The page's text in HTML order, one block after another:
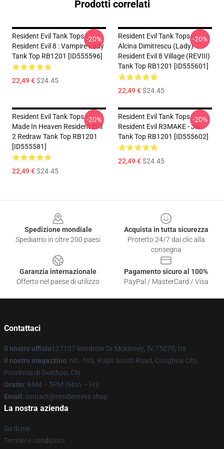
Prodotti correlati
Resident Evil Tank Tops -
Resident Evil 8 : Vampire Lady
Tank Top RB1201 [ID555596]
22,49 €$24.45
-20%
Resident Evil Tank Tops -
Alcina Dimitrescu (Lady)
Resident Evil 8 Village (REVIII)
Tank Top RB1201 [ID555601]
22,49 €$24.45
-20%
Resident Evil Tank Tops -
Made In Heaven Resident Evil
2 Redraw Tank Top RB1201
[ID555581]
22,49 €$24.45
-20%
Resident Evil Tank Tops -
Resident Evil R3MAKE - Jill
Tank Top RB1201 [ID555602]
22,49 €$24.45
-20%
Spedizione mondiale
Spediamo in oltre 200 paesi
Acquista in tutta sicurezza
Protetto 24/7 dai clic alla
consegna
Garanzia internazionale
Offerto nel paese di utilizzo
Pagamento sicuro al 100%
PayPal / MasterCard / Visa
Contattaci
Il nostro ufficio127137 Windrow Dr Mckinney, Tx 75070, Us
Il nostro magazzino: No. 103, Ruijin South Road, Conghua City,
Provincia di Guizhou, CN
Orario: 9AM – 5PM (Mon – Fri)
Email : contact@residentevil.shop
La nostra azienda
Su di noi
Termini e condizioni